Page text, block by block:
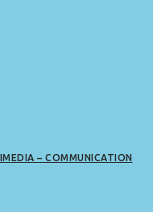
– COMMUNICATION